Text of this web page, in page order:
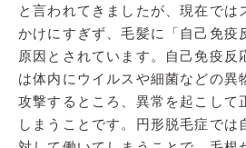
と言われてきましたが、現在では
かけにすぎず、毛髪に「自己免疫
原因とされています。自己免疫反
は体内にウイルスや細菌などの異
攻撃するところ、異常を起こして
しまうことです。円形脱毛症では